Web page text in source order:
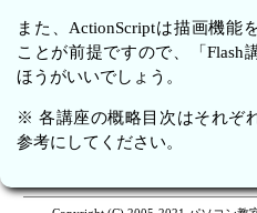
また、ActionScriptは描画機能
ことが前提ですので、「Flash
ほうがいいでしょう。
※ 各講座の概略目次はそれぞれの講座詳細ページを
参考にしてください。